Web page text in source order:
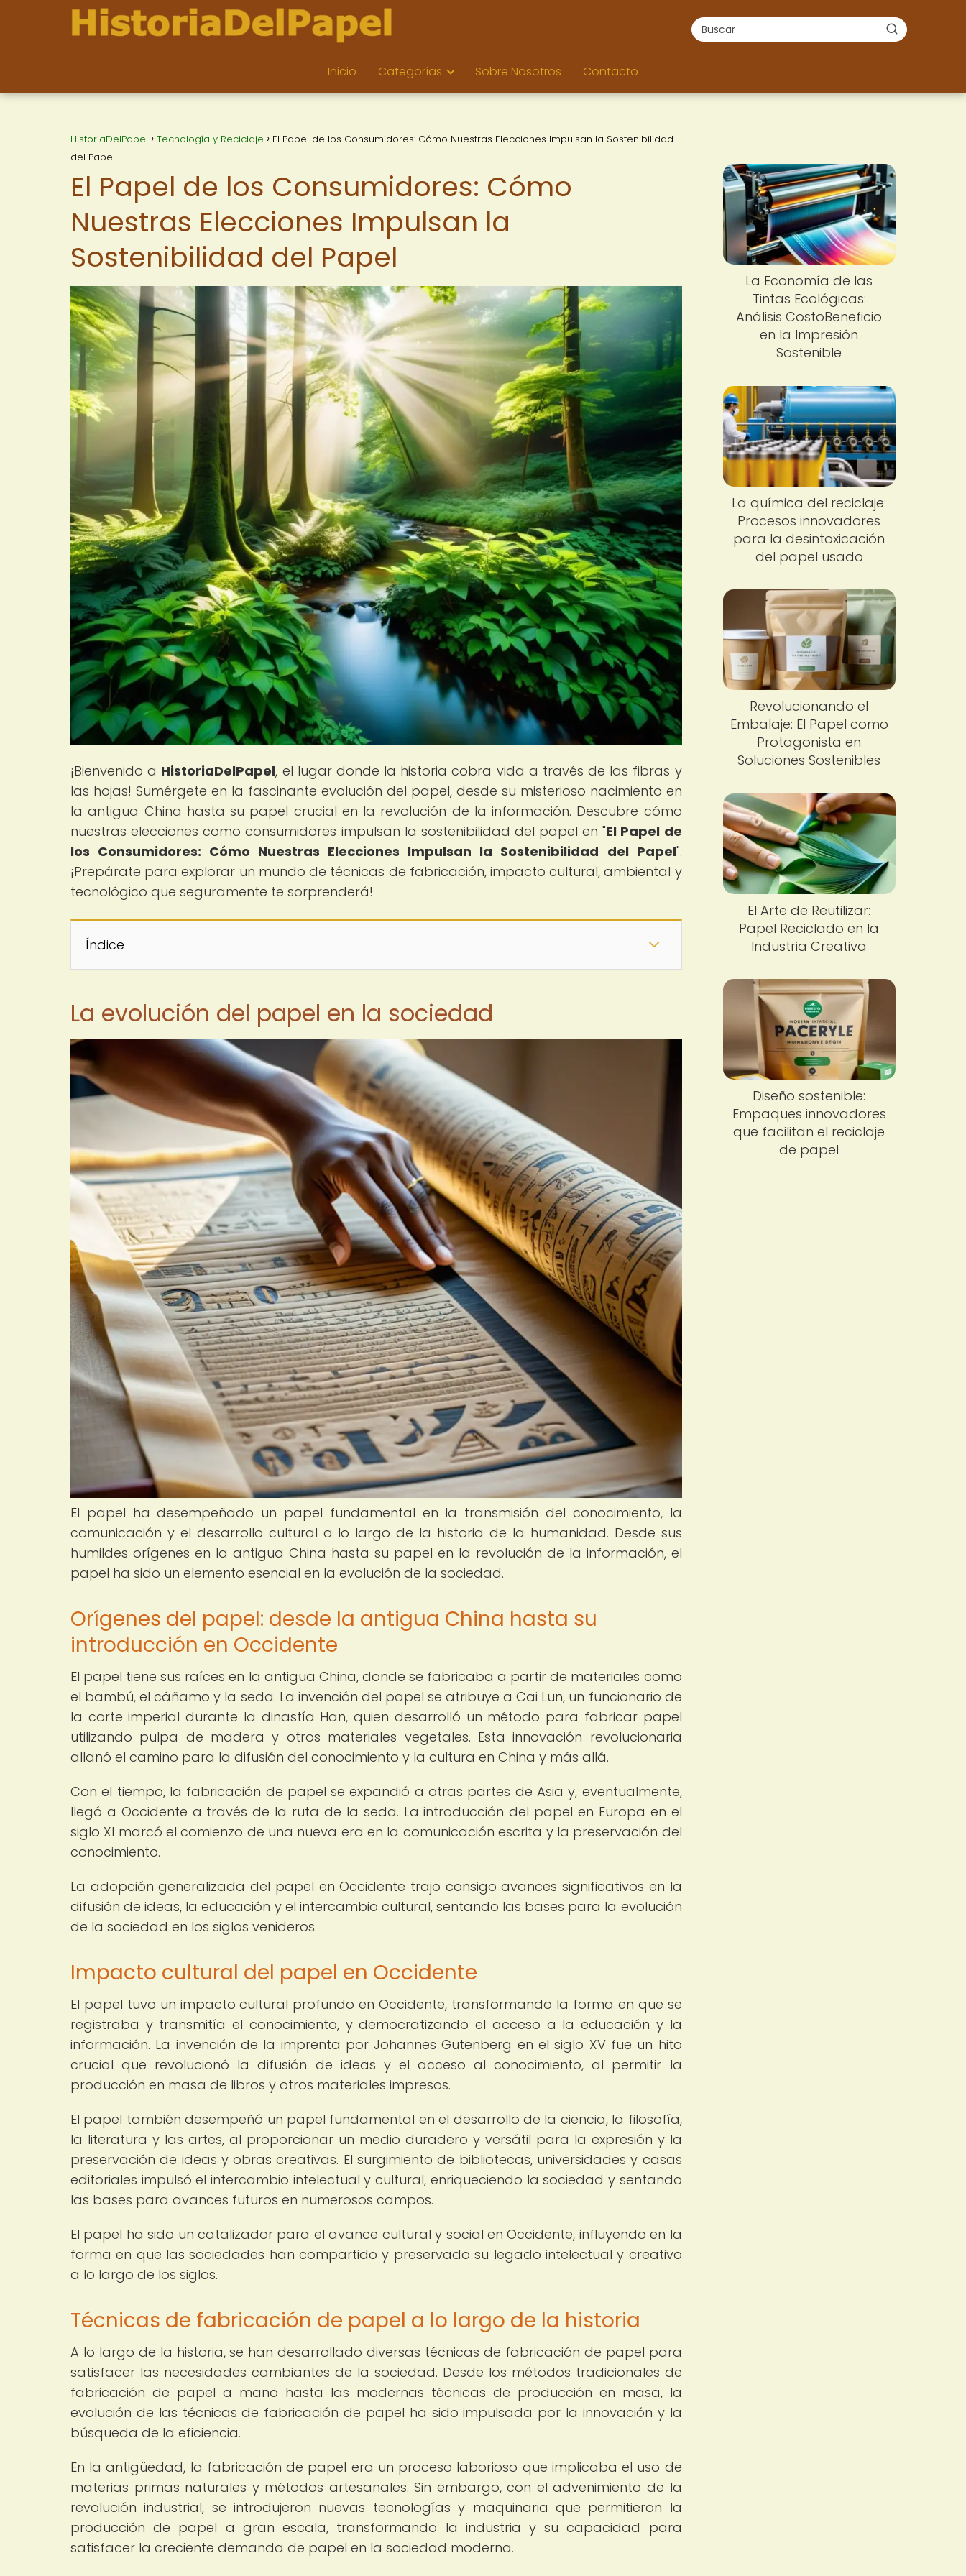
Inicio Categorías Sobre Nosotros Contacto
HistoriaDelPapel Tecnología y Reciclaje
El Papel de los Consumidores: Cómo Nuestras Elecciones Impulsan la Sostenibilidad
del Papel
El Papel de los Consumidores: Cómo
Nuestras Elecciones Impulsan la
Sostenibilidad del Papel
¡Bienvenido a HistoriaDelPapel, el lugar donde la historia cobra vida a través de las fibras y
las hojas! Sumérgete en la fascinante evolución del papel, desde su misterioso nacimiento en
la antigua China hasta su papel crucial en la revolución de la información. Descubre cómo
nuestras elecciones como consumidores impulsan la sostenibilidad del papel en "El Papel de
los Consumidores: Cómo Nuestras Elecciones Impulsan la Sostenibilidad del Papel".
¡Prepárate para explorar un mundo de técnicas de fabricación, impacto cultural, ambiental y
tecnológico que seguramente te sorprenderá!
Índice
La evolución del papel en la sociedad
El papel ha desempeñado un papel fundamental en la transmisión del conocimiento, la
comunicación y el desarrollo cultural a lo largo de la historia de la humanidad. Desde sus
humildes orígenes en la antigua China hasta su papel en la revolución de la información, el
papel ha sido un elemento esencial en la evolución de la sociedad.
Orígenes del papel: desde la antigua China hasta su
introducción en Occidente
El papel tiene sus raíces en la antigua China, donde se fabricaba a partir de materiales como
el bambú, el cáñamo y la seda. La invención del papel se atribuye a Cai Lun, un funcionario de
la corte imperial durante la dinastía Han, quien desarrolló un método para fabricar papel
utilizando pulpa de madera y otros materiales vegetales. Esta innovación revolucionaria
allanó el camino para la difusión del conocimiento y la cultura en China y más allá.
Con el tiempo, la fabricación de papel se expandió a otras partes de Asia y, eventualmente,
llegó a Occidente a través de la ruta de la seda. La introducción del papel en Europa en el
siglo XI marcó el comienzo de una nueva era en la comunicación escrita y la preservación del
conocimiento.
La adopción generalizada del papel en Occidente trajo consigo avances significativos en la
difusión de ideas, la educación y el intercambio cultural, sentando las bases para la evolución
de la sociedad en los siglos venideros.
Impacto cultural del papel en Occidente
El papel tuvo un impacto cultural profundo en Occidente, transformando la forma en que se
registraba y transmitía el conocimiento, y democratizando el acceso a la educación y la
información. La invención de la imprenta por Johannes Gutenberg en el siglo XV fue un hito
crucial que revolucionó la difusión de ideas y el acceso al conocimiento, al permitir la
producción en masa de libros y otros materiales impresos.
El papel también desempeñó un papel fundamental en el desarrollo de la ciencia, la filosofía,
la literatura y las artes, al proporcionar un medio duradero y versátil para la expresión y la
preservación de ideas y obras creativas. El surgimiento de bibliotecas, universidades y casas
editoriales impulsó el intercambio intelectual y cultural, enriqueciendo la sociedad y sentando
las bases para avances futuros en numerosos campos.
El papel ha sido un catalizador para el avance cultural y social en Occidente, influyendo en la
forma en que las sociedades han compartido y preservado su legado intelectual y creativo
a lo largo de los siglos.
Técnicas de fabricación de papel a lo largo de la historia
A lo largo de la historia, se han desarrollado diversas técnicas de fabricación de papel para
satisfacer las necesidades cambiantes de la sociedad. Desde los métodos tradicionales de
fabricación de papel a mano hasta las modernas técnicas de producción en masa, la
evolución de las técnicas de fabricación de papel ha sido impulsada por la innovación y la
búsqueda de la eficiencia.
En la antigüedad, la fabricación de papel era un proceso laborioso que implicaba el uso de
materias primas naturales y métodos artesanales. Sin embargo, con el advenimiento de la
revolución industrial, se introdujeron nuevas tecnologías y maquinaria que permitieron la
producción de papel a gran escala, transformando la industria y su capacidad para
satisfacer la creciente demanda de papel en la sociedad moderna.
La Economía de las
Tintas Ecológicas:
Análisis CostoBeneficio
en la Impresión
Sostenible
La química del reciclaje:
Procesos innovadores
para la desintoxicación
del papel usado
Revolucionando el
Embalaje: El Papel como
Protagonista en
Soluciones Sostenibles
El Arte de Reutilizar:
Papel Reciclado en la
Industria Creativa
Diseño sostenible:
Empaques innovadores
que facilitan el reciclaje
de papel